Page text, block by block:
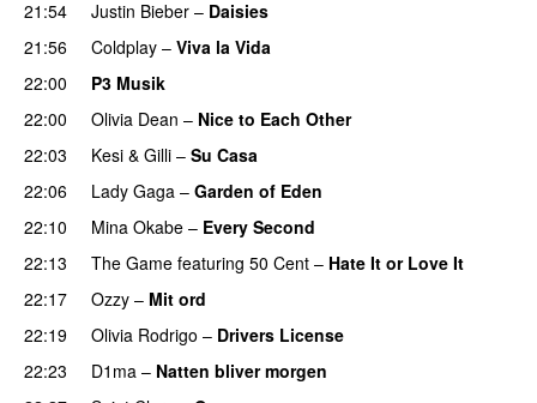
21:54 Justin Bieber – Daisies
21:56
Coldplay – Viva la Vida
22:00
P3 Musik
22:00
Olivia Dean – Nice to Each Other
22:03
Kesi & Gilli – Su Casa
22:06
Lady Gaga – Garden of Eden
22:10
Mina Okabe – Every Second
22:13
The Game featuring 50 Cent – Hate It or Love It
22:17
Ozzy – Mit ord
22:19
Olivia Rodrigo – Drivers License
22:23
D1ma – Natten bliver morgen